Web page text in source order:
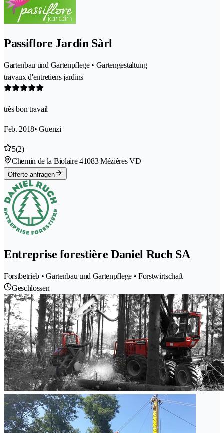
Passiflore Jardin Sàrl
Gartenbau und Gartenpflege • Gartengestaltung
travaux d'entretiens jardins
très bon travail
Feb. 2018• Guenzi
5(2)
Chemin de la Biolaire 41083 Mézières VD
Offerte anfragen
Entreprise forestière Daniel Ruch SA
Forstbetrieb • Gartenbau und Gartenpflege • Forstwirtschaft
Geschlossen